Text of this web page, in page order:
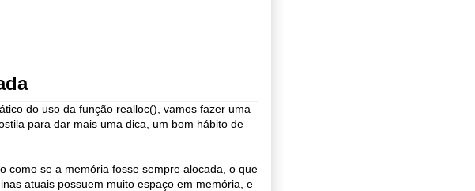
do uso da função realloc(), vamos fazer uma
para dar mais uma dica, um bom hábito de
como se a memória fosse sempre alocada, o que
atuais possuem muito espaço em memória, e